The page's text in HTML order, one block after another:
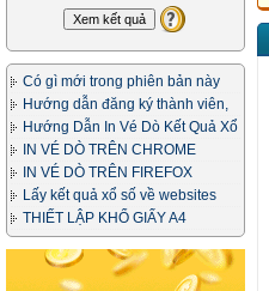
Có gì mới trong phiên bản này
Hướng dẫn đăng ký thành viên,
in vé dò
Hướng Dẫn In Vé Dò Kết Quả Xổ
SốIN VÉ DÒ TRÊN CHROME
IN VÉ DÒ TRÊN FIREFOX
Lấy kết quả xổ số về websites
của bạn
THIẾT LẬP KHỔ GIẤY A4